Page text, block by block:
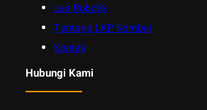
Les Robotik
Tentang LKP Kembar
Kontak
Hubungi Kami